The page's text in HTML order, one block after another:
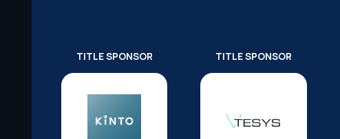
TITLE SPONSOR TITLE SPONSOR